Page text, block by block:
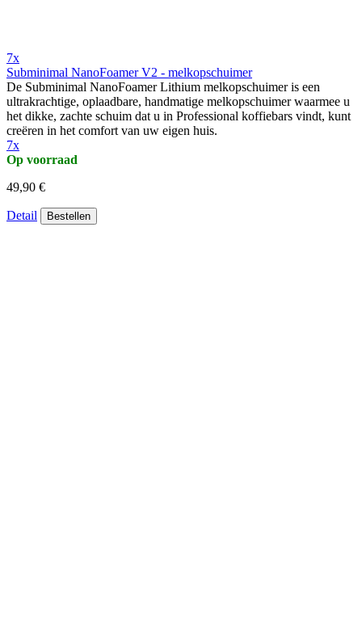
7x
Subminimal NanoFoamer V2 - melkopschuimer
De Subminimal NanoFoamer Lithium melkopschuimer is een
ultrakrachtige, oplaadbare, handmatige melkopschuimer waarmee u
het dikke, zachte schuim dat u in Professional koffiebars vindt, kunt
creëren in het comfort van uw eigen huis.
7x
Op voorraad
49,90 €
Detail Bestellen